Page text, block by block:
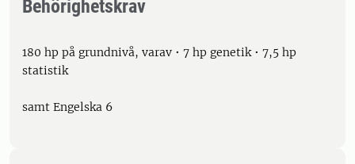
Behörighetskrav
180 hp på grundnivå, varav • 7 hp genetik • 7,5 hp
statistik
samt Engelska 6